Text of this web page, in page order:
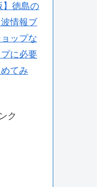
】徳島の
情報ブ
ップな
に必要
てみ
ク